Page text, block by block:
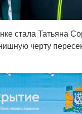
стала Татьяна
черту